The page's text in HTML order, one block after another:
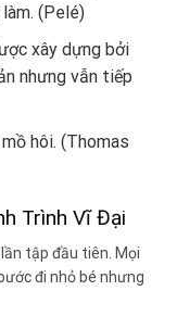
(Pelé)
xây dựng bởi
nhưng vẫn tiếp
hôi. (Thomas
Trình Vĩ Đại
tập đầu tiên. Mọi
đi nhỏ bé nhưng